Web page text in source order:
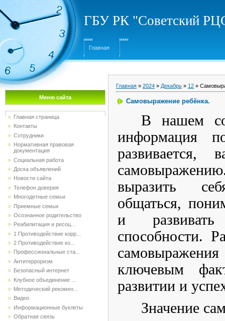
ГБУ РК "Советский
Главная
Меню сайта
Главная страница
Контакты
Сотрудники
Нормативная правовая
документация
Социальная работа
Доска объявлений
Новости сайта
Телефон доверия
Многодетные семьи
Приемные семьи
Осознанное родительство
Реабилитация и ресоц...
1 Противодействие корр...
2 Противодействие ко...
Профессиональные ста...
Антитерроризм
Безопасный интернет
Клубное объединение ...
Методический рекомен...
Видео
Информационные буклеты
Обратная связь
Главная » 2024 » Декабрь » 12 »
Самовыражение ребёнка.
В нашем
информация
развивается,
выразить
общаться,
и
способности.
ключевым
развитии и
Значение